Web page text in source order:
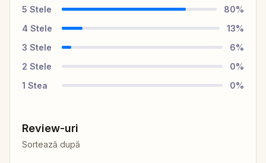
5 Stele 80%
4 Stele 13%
3 Stele 6%
2 Stele 0%
1 Stea 0%
Review-uri
Sortează după